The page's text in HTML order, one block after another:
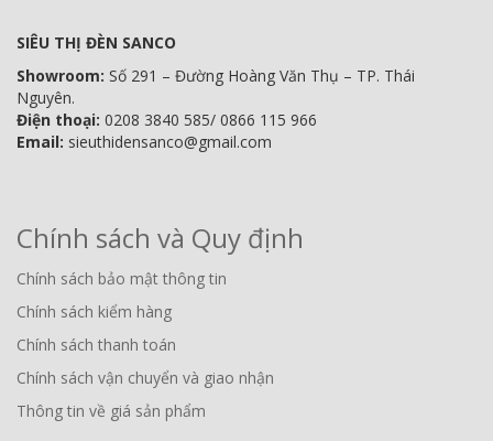
SIÊU THỊ ĐÈN SANCO
Showroom: Số 291 – Đường Hoàng Văn Thụ – TP. Thái
Nguyên.
Điện thoại: 0208 3840 585/ 0866 115 966
Email: sieuthidensanco@gmail.com
Chính sách và Quy định
Chính sách bảo mật thông tin
Chính sách kiểm hàng
Chính sách thanh toán
Chính sách vận chuyển và giao nhận
Thông tin về giá sản phẩm